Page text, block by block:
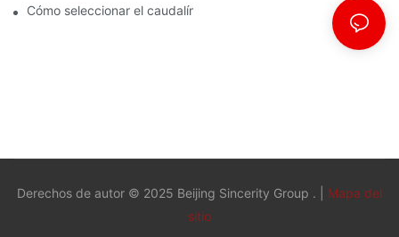
Cómo seleccionar el caudalímetro ATEX adecuado para
Derechos de autor © 2025 Beijing Sincerity Group . |
Mapa del
sitio